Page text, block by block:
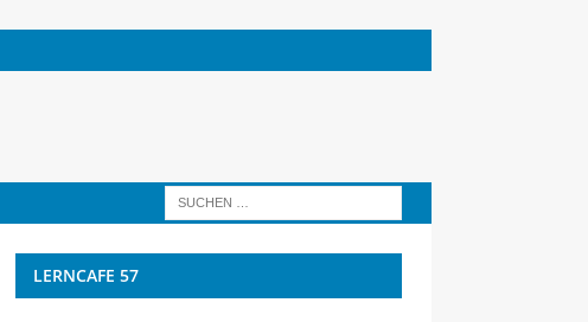
LERNCAFE 57